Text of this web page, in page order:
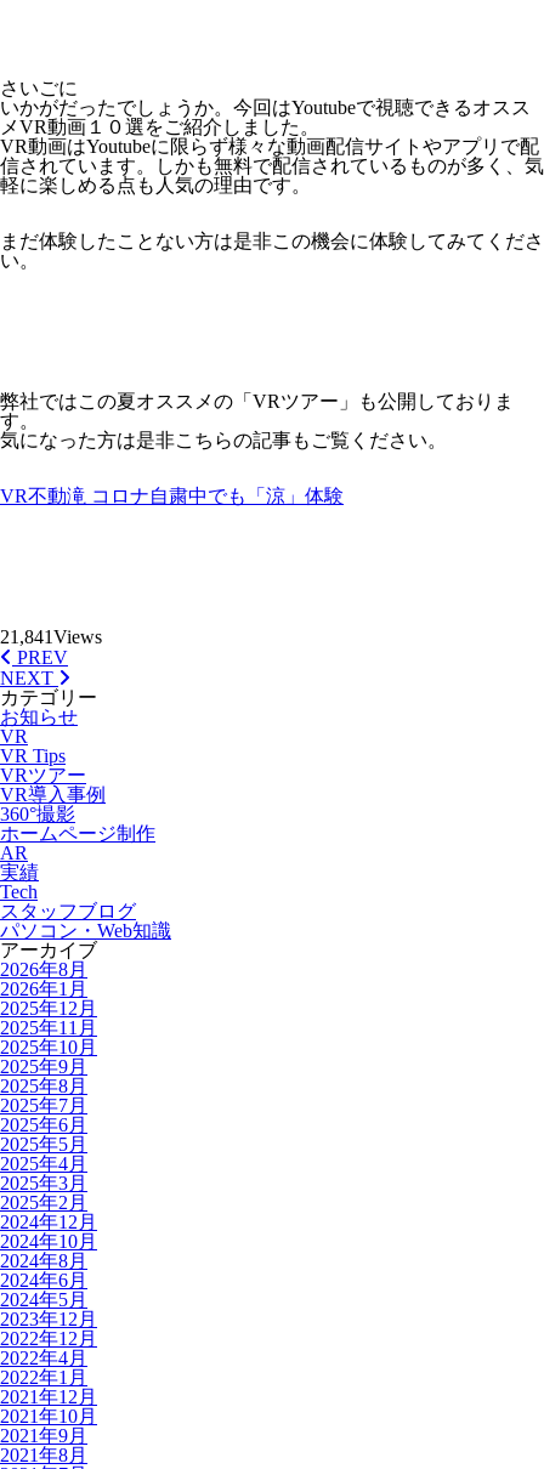
さいごに
いかがだったでしょうか。今回はYoutubeで視聴できるオスス
メVR動画１０選をご紹介しました。
VR動画はYoutubeに限らず様々な動画配信サイトやアプリで配
信されています。しかも無料で配信されているものが多く、気
軽に楽しめる点も人気の理由です。
まだ体験したことない方は是非この機会に体験してみてくださ
い。
弊社ではこの夏オススメの「VRツアー」も公開しておりま
す。
気になった方は是非こちらの記事もご覧ください。
VR不動滝 コロナ自粛中でも「涼」体験
21,841Views
PREV
NEXT
カテゴリー
お知らせ
VR
VR Tips
VRツアー
VR導入事例
360°撮影
ホームページ制作
AR
実績
Tech
スタッフブログ
パソコン・Web知識
アーカイブ
2026年8月
2026年1月
2025年12月
2025年11月
2025年10月
2025年9月
2025年8月
2025年7月
2025年6月
2025年5月
2025年4月
2025年3月
2025年2月
2024年12月
2024年10月
2024年8月
2024年6月
2024年5月
2023年12月
2022年12月
2022年4月
2022年1月
2021年12月
2021年10月
2021年9月
2021年8月